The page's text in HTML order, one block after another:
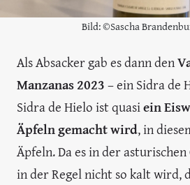
Bild: ©Sascha
Als Absacker gab es dann den
Manzanas 2023– ein Sidra de
Sidra de Hielo ist quasiein
Äpfeln gemacht wird, in
Äpfeln. Da es in der
in der Regel nicht so kalt wird,